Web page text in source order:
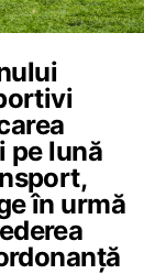
pe lună
în urmă